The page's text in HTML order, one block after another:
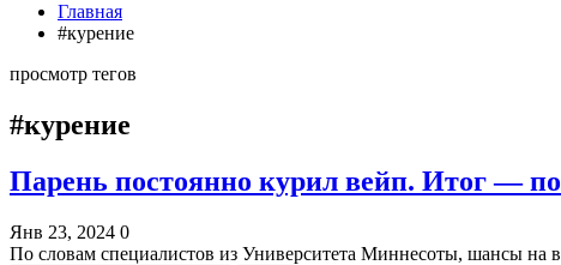
Главная
#курение
просмотр тегов
#курение
Парень постоянно курил вейп. Итог —
Янв 23, 2024 0
По словам специалистов из Университета Миннесоты, шансы